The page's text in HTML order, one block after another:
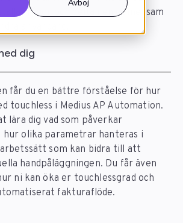
Avböj
frågor och delta i en gemensam
dig
får du en bättre förståelse för hur
touchless i Medius AP Automation.
lära dig vad som påverkar
hur olika parametrar hanteras i
som kan bidra till att
handpåläggningen. Du får även
ni kan öka er touchlessgrad och
fakturaflöde.